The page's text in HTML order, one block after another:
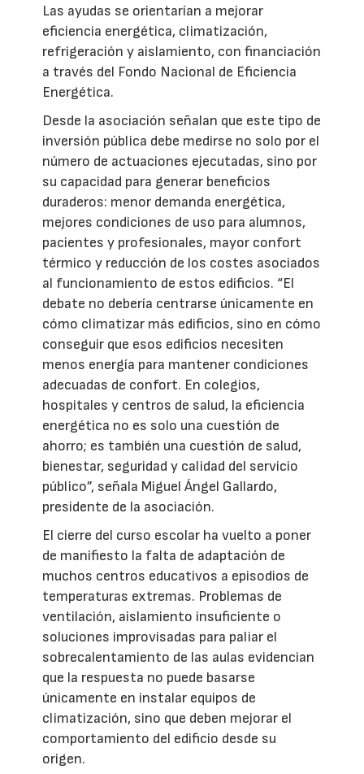
Las ayudas se orientarían a mejorar
eficiencia energética, climatización,
refrigeración y aislamiento, con financiación
a través del Fondo Nacional de Eficiencia
Energética.
Desde la asociación señalan que este tipo de
inversión pública debe medirse no solo por el
número de actuaciones ejecutadas, sino por
su capacidad para generar beneficios
duraderos: menor demanda energética,
mejores condiciones de uso para alumnos,
pacientes y profesionales, mayor confort
térmico y reducción de los costes asociados
al funcionamiento de estos edificios. “El
debate no debería centrarse únicamente en
cómo climatizar más edificios, sino en cómo
conseguir que esos edificios necesiten
menos energía para mantener condiciones
adecuadas de confort. En colegios,
hospitales y centros de salud, la eficiencia
energética no es solo una cuestión de
ahorro; es también una cuestión de salud,
bienestar, seguridad y calidad del servicio
público”, señala Miguel Ángel Gallardo,
presidente de la asociación.
El cierre del curso escolar ha vuelto a poner
de manifiesto la falta de adaptación de
muchos centros educativos a episodios de
temperaturas extremas. Problemas de
ventilación, aislamiento insuficiente o
soluciones improvisadas para paliar el
sobrecalentamiento de las aulas evidencian
que la respuesta no puede basarse
únicamente en instalar equipos de
climatización, sino que deben mejorar el
comportamiento del edificio desde su
origen.